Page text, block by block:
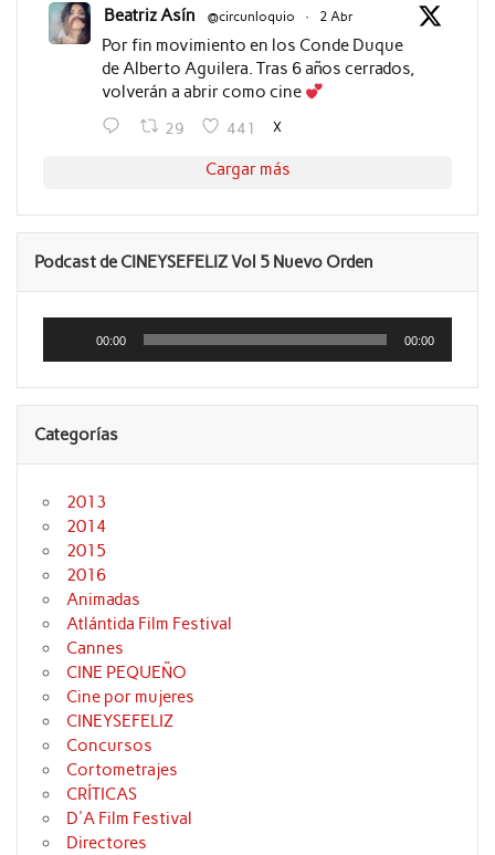
Beatriz Asín @circunloquio · 2 Abr
Por fin movimiento en los Conde Duque
de Alberto Aguilera. Tras 6 años cerrados,
volverán a abrir como cine
29 441 X
Cargar más
Podcast de CINEYSEFELIZ Vol 5 Nuevo Orden
Reproductor
audio
00:00 00:00
Categorías
2013
2014
2015
2016
Animadas
Atlántida Film Festival
Cannes
CINE PEQUEÑO
Cine por mujeres
CINEYSEFELIZ
Concursos
Cortometrajes
CRÍTICAS
D'A Film Festival
Directores